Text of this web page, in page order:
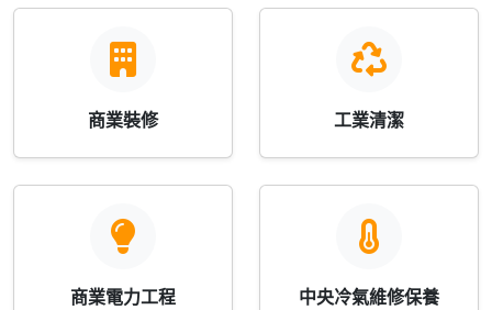
商業裝修 工業清潔
商業電力工程 中央冷氣維修保養